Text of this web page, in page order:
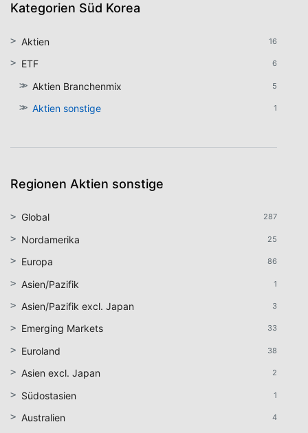
Kategorien Süd Korea
16
Aktien
6
ETF
5
Aktien Branchenmix
1
Aktien sonstige
Regionen Aktien sonstige
287
Global
25
Nordamerika
86
Europa
1
Asien/Pazifik
3
Asien/Pazifik excl. Japan
33
Emerging Markets
38
Euroland
2
Asien excl. Japan
1
Südostasien
4
Australien